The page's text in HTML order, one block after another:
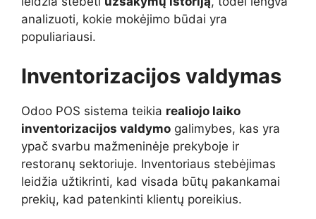
analizuoti, kokie mokėjimo būdai yra
populiariausi.
Inventorizacijos valdymas
Odoo POS sistema teikia realiojo laiko
inventorizacijos valdymo galimybes, kas yra
ypač svarbu mažmeninėje prekyboje ir
restoranų sektoriuje. Inventoriaus stebėjimas
leidžia užtikrinti, kad visada būtų pakankamai
prekių, kad patenkinti klientų poreikius.